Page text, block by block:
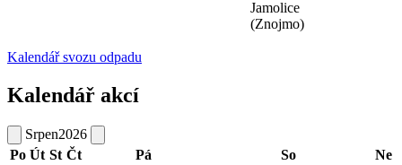
Jamolice
(Znojmo)
Kalendář svozu odpadu
Kalendář akcí
Srpen2026
Po Út St Čt Pá So Ne